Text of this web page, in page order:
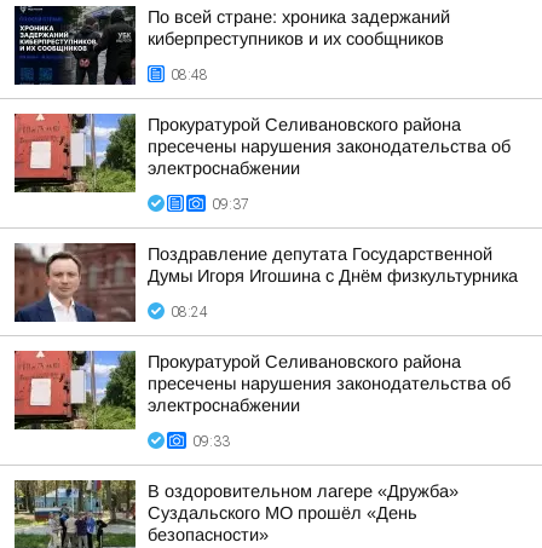
По всей стране: хроника задержаний
киберпреступников и их сообщников
08:48
Прокуратурой Селивановского района
пресечены нарушения законодательства об
электроснабжении
09:37
Поздравление депутата Государственной
Думы Игоря Игошина с Днём физкультурника
08:24
Прокуратурой Селивановского района
пресечены нарушения законодательства об
электроснабжении
09:33
В оздоровительном лагере «Дружба»
Суздальского МО прошёл «День
безопасности»